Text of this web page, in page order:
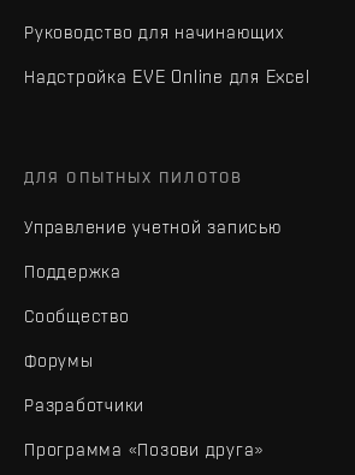
Руководство для начинающих
Надстройка EVE Online для Excel
ДЛЯ ОПЫТНЫХ ПИЛОТОВ
Управление учетной записью
Поддержка
Сообщество
Форумы
Разработчики
Программа «Позови друга»